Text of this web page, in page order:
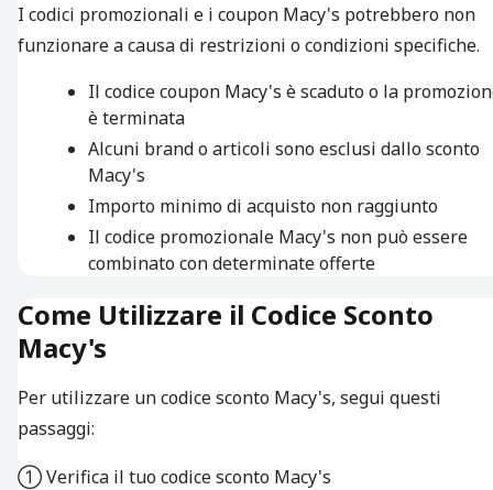
I codici promozionali e i coupon Macy's potrebbero non
funzionare a causa di restrizioni o condizioni specifiche.
Il codice coupon Macy's è scaduto o la
è terminata
Alcuni brand o articoli sono esclusi dallo sconto
Macy's
Importo minimo di acquisto non raggiunto
Il codice promozionale Macy's non può essere
combinato con determinate offerte
Come Utilizzare il Codice Sconto
Macy's
Per utilizzare un codice sconto Macy's, segui questi
passaggi:
① Verifica il tuo codice sconto Macy's